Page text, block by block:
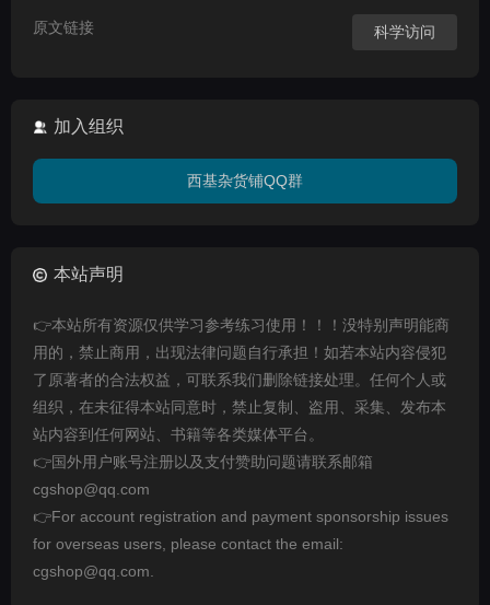
原文链接 科学访问
加入组织
西基杂货铺QQ群
本站声明
👉本站所有资源仅供学习参考练习使用！！！没特别声明能商
用的，禁止商用，出现法律问题自行承担！如若本站内容侵犯
了原著者的合法权益，可联系我们删除链接处理。任何个人或
组织，在未征得本站同意时，禁止复制、盗用、采集、发布本
站内容到任何网站、书籍等各类媒体平台。
👉国外用户账号注册以及支付赞助问题请联系邮箱
cgshop@qq.com
👉For account registration and payment sponsorship issues
for overseas users, please contact the email:
cgshop@qq.com.